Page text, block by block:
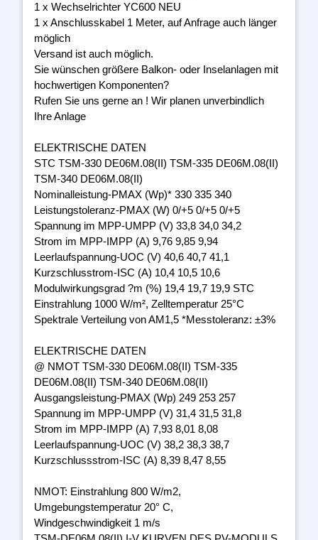
1 x Wechselrichter YC600 NEU
1 x Anschlusskabel 1 Meter, auf Anfrage auch länger
möglich
Versand ist auch möglich.
Sie wünschen größere Balkon- oder Inselanlagen mit
hochwertigen Komponenten?
Rufen Sie uns gerne an ! Wir planen unverbindlich
Ihre Anlage
ELEKTRISCHE DATEN
STC TSM-330 DE06M.08(II) TSM-335 DE06M.08(II)
TSM-340 DE06M.08(II)
Nominalleistung-PMAX (Wp)* 330 335 340
Leistungstoleranz-PMAX (W) 0/+5 0/+5 0/+5
Spannung im MPP-UMPP (V) 33,8 34,0 34,2
Strom im MPP-IMPP (A) 9,76 9,85 9,94
Leerlaufspannung-UOC (V) 40,6 40,7 41,1
Kurzschlusstrom-ISC (A) 10,4 10,5 10,6
Modulwirkungsgrad ?m (%) 19,4 19,7 19,9 STC
Einstrahlung 1000 W/m², Zelltemperatur 25°C
Spektrale Verteilung von AM1,5 *Messtoleranz: ±3%
ELEKTRISCHE DATEN
@ NMOT TSM-330 DE06M.08(II) TSM-335
DE06M.08(II) TSM-340 DE06M.08(II)
Ausgangsleistung-PMAX (Wp) 249 253 257
Spannung im MPP-UMPP (V) 31,4 31,5 31,8
Strom im MPP-IMPP (A) 7,93 8,01 8,08
Leerlaufspannung-UOC (V) 38,2 38,3 38,7
Kurzschlussstrom-ISC (A) 8,39 8,47 8,55
NMOT: Einstrahlung 800 W/m2,
Umgebungstemperatur 20° C,
Windgeschwindigkeit 1 m/s